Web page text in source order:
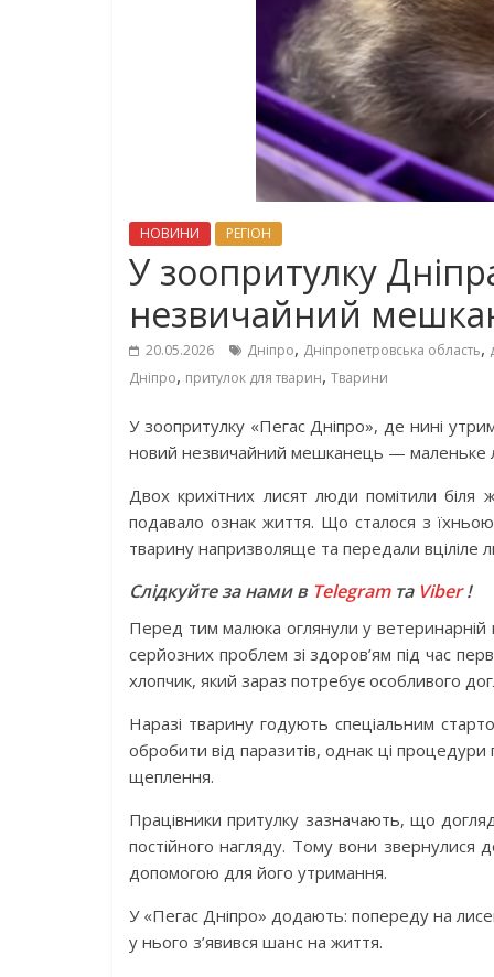
НОВИНИ РЕГІОН
У зоопритулку
незвичайний
20.05.2026 Дніпро, Дніпропетровська область,
Дніпро, притулок для тварин, Тварини
У зоопритулку «Пегас Дніпро», де нині
новий незвичайний мешканець — маленьке
Двох крихітних лисят люди помітили біля
подавало ознак життя. Що сталося з
тварину напризволяще та передали вціліле
Слідкуйте за нами в Telegramта Viber!
Перед тим малюка оглянули у ветеринарній
серйозних проблем зі здоров’ям під час
хлопчик, який зараз потребує особливого
Наразі тварину годують спеціальним
обробити від паразитів, однак ці
щеплення.
Працівники притулку зазначають, що
постійного нагляду. Тому вони
допомогою для його утримання.
У «Пегас Дніпро» додають: попереду на
у нього з’явився шанс на життя.